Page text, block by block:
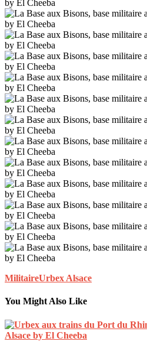
MilitaireUrbex Alsace
You Might Also Like